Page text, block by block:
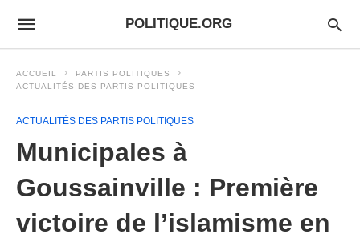
POLITIQUE.ORG
ACCUEIL
PARTIS POLITIQUES
ACTUALITÉS DES PARTIS POLITIQUES
ACTUALITÉS DES PARTIS POLITIQUES
Municipales à
Goussainville : Première
victoire de l’islamisme en